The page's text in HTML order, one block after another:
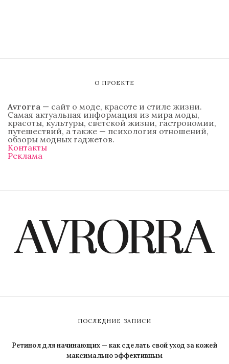
О ПРОЕКТЕ
Avrorra — сайт о моде, красоте и стиле жизни.
Самая актуальная информация из мира моды,
красоты, культуры, светской жизни, гастрономии,
путешествий, а также — психология отношений,
обзоры модных гаджетов.
Контакты
Реклама
ПОСЛЕДНИЕ ЗАПИСИ
Ретинол для начинающих — как сделать свой уход за кожей
максимально эффективным